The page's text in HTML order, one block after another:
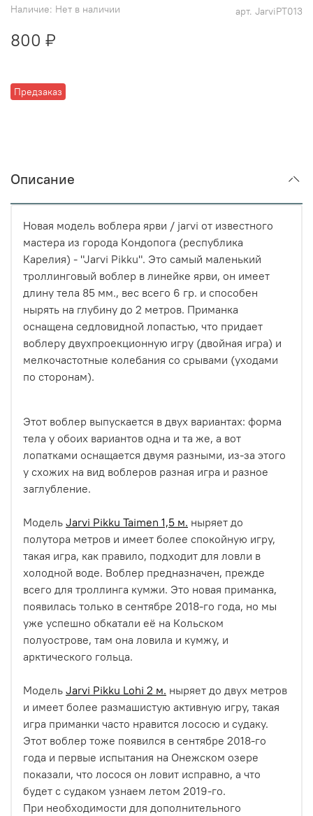
арт. JarviPT013
Наличие: Нет в наличии
Предзаказ
800 ₽
Описание
Новая модель воблера ярви / jarvi от известного
мастера из города Кондопога (республика
Карелия) - "Jarvi Pikku". Это самый маленький
троллинговый воблер в линейке ярви, он имеет
длину тела 85 мм., вес всего 6 гр. и способен
нырять на глубину до 2 метров. Приманка
оснащена седловидной лопастью, что придает
воблеру двухпроекционную игру (двойная игра) и
мелкочастотные колебания со срывами (уходами
по сторонам).
Этот воблер выпускается в двух вариантах: форма
тела у обоих вариантов одна и та же, а вот
лопатками оснащается двумя разными, из-за этого
у схожих на вид воблеров разная игра и разное
заглубление.
Модель Jarvi Pikku Taimen 1,5 м. ныряет до
полутора метров и имеет более спокойную игру,
такая игра, как правило, подходит для ловли в
холодной воде. Воблер предназначен, прежде
всего для троллинга кумжи. Это новая приманка,
появилась только в сентябре 2018-го года, но мы
уже успешно обкатали её на Кольском
полуострове, там она ловила и кумжу, и
арктического гольца.
Модель Jarvi Pikku Lohi 2 м. ныряет до двух метров
и имеет более размашистую активную игру, такая
игра приманки часто нравится лососю и судаку.
Этот воблер тоже появился в сентябре 2018-го
года и первые испытания на Онежском озере
показали, что лосося он ловит исправно, а что
будет с судаком узнаем летом 2019-го.
При необходимости для дополнительного